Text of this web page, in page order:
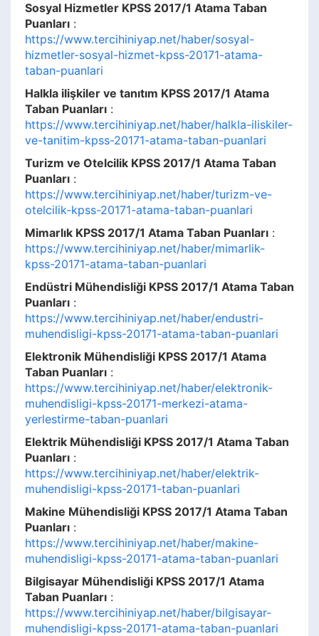
Sosyal Hizmetler KPSS 2017/1 Atama Taban
Puanları :
https://www.tercihiniyap.net/haber/sosyal-
hizmetler-sosyal-hizmet-kpss-20171-atama-
taban-puanlari
Halkla ilişkiler ve tanıtım KPSS 2017/1 Atama
Taban Puanları :
https://www.tercihiniyap.net/haber/halkla-iliskiler-
ve-tanitim-kpss-20171-atama-taban-puanlari
Turizm ve Otelcilik KPSS 2017/1 Atama Taban
Puanları :
https://www.tercihiniyap.net/haber/turizm-ve-
otelcilik-kpss-20171-atama-taban-puanlari
Mimarlık KPSS 2017/1 Atama Taban Puanları :
https://www.tercihiniyap.net/haber/mimarlik-
kpss-20171-atama-taban-puanlari
Endüstri Mühendisliği KPSS 2017/1 Atama Taban
Puanları :
https://www.tercihiniyap.net/haber/endustri-
muhendisligi-kpss-20171-atama-taban-puanlari
Elektronik Mühendisliği KPSS 2017/1 Atama
Taban Puanları :
https://www.tercihiniyap.net/haber/elektronik-
muhendisligi-kpss-20171-merkezi-atama-
yerlestirme-taban-puanlari
Elektrik Mühendisliği KPSS 2017/1 Atama Taban
Puanları :
https://www.tercihiniyap.net/haber/elektrik-
muhendisligi-kpss-20171-taban-puanlari
Makine Mühendisliği KPSS 2017/1 Atama Taban
Puanları :
https://www.tercihiniyap.net/haber/makine-
muhendisligi-kpss-20171-atama-taban-puanlari
Bilgisayar Mühendisliği KPSS 2017/1 Atama
Taban Puanları :
https://www.tercihiniyap.net/haber/bilgisayar-
muhendisligi-kpss-20171-atama-taban-puanlari